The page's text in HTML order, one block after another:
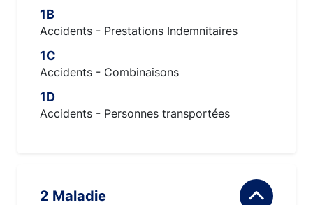
1B
Accidents - Prestations Indemnitaires
1C
Accidents - Combinaisons
1D
Accidents - Personnes transportées
2 Maladie